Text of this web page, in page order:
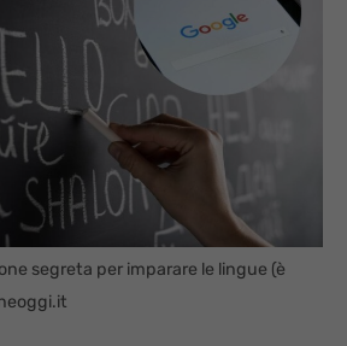
segreta per imparare le lingue (è